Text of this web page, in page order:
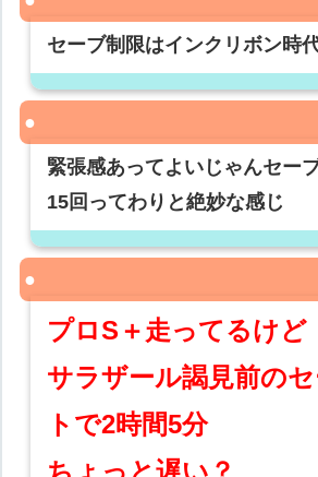
セーブ制限はインクリボン時
緊張感あってよいじゃんセー
15回ってわりと絶妙な感じ
プロS＋走ってるけど
サラザール謁見前の
トで2時間5分